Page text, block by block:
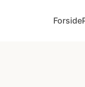
Forside